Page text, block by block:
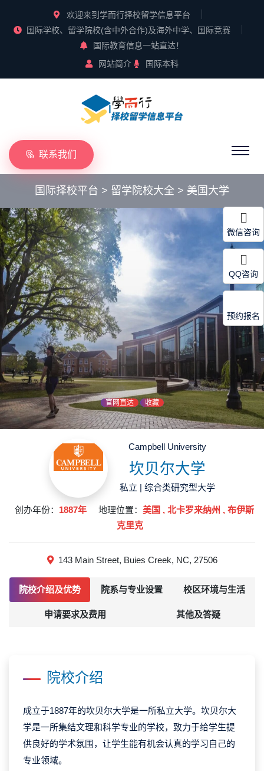
欢迎来到学而行择校留学信息平台
国际学校、留学院校(含中外合作)及海外中学、国际竞赛
国际教育信息一站直达！
网站简介
国际本科
联系我们
国际择校平台 > 留学院校大全 > 美国大学
官网直达 收藏
Campbell University
坎贝尔大学
私立 | 综合类研究型大学
创办年份： 1887年 地理位置： 美国 , 北卡罗来纳州 , 布伊斯
克里克
143 Main Street, Buies Creek, NC, 27506
院校介绍及优势 院系与专业设置 校区环境与生活
申请要求及费用 其他及答疑
院校介绍
成立于1887年的坎贝尔大学是一所私立大学。坎贝尔大
学是一所集结文理和科学专业的学校，致力于给学生提
供良好的学术氛围，让学生能有机会认真的学习自己的
专业领域。
微信咨询
QQ咨询
预约报名